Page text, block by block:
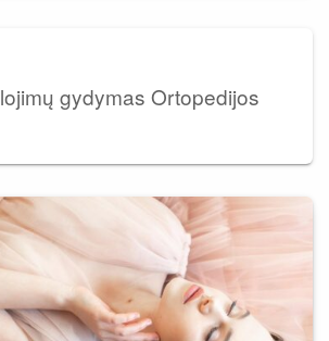
gydymas Ortopedijos